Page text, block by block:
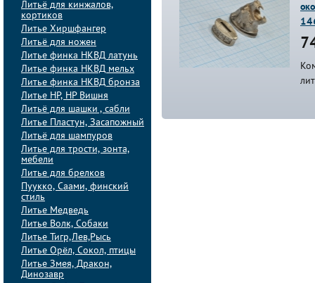
Литьё для кинжалов,
кортиков
Литье Хиршфангер
Литьё для ножен
Литье финка НКВД латунь
Литье финка НКВД мельх
Литье финка НКВД бронза
Литье НР, НР Вишня
Литьё для шашки , сабли
Литье Пластун, Засапожный
Литьё для шампуров
Литье для трости, зонта,
мебели
Литье для брелков
Пуукко, Саами, финский
стиль
Литье Медведь
Литье Волк, Собаки
Литье Тигр,Лев,Рысь
Литье Орёл, Сокол, птицы
Литье Змея, Дракон,
Динозавр